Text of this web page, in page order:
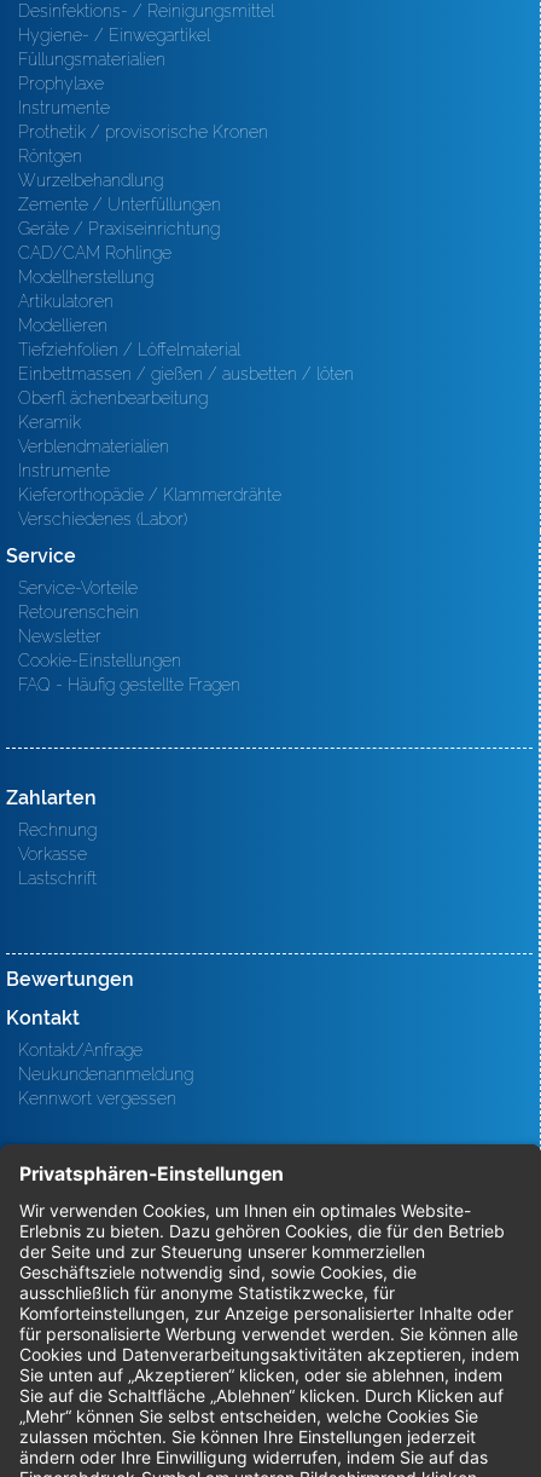
Desinfektions- / Reinigungsmittel
Hygiene- / Einwegartikel
Füllungsmaterialien
Prophylaxe
Instrumente
Prothetik / provisorische Kronen
Röntgen
Wurzelbehandlung
Zemente / Unterfüllungen
Geräte / Praxiseinrichtung
CAD/CAM Rohlinge
Modellherstellung
Artikulatoren
Modellieren
Tiefziehfolien / Löffelmaterial
Einbettmassen / gießen / ausbetten / löten
Oberfl ächenbearbeitung
Keramik
Verblendmaterialien
Instrumente
Kieferorthopädie / Klammerdrähte
Verschiedenes (Labor)
Service
Service-Vorteile
Retourenschein
Newsletter
Cookie-Einstellungen
FAQ - Häufig gestellte Fragen
Zahlarten
Rechnung
Vorkasse
Lastschrift
Bewertungen
Kontakt
Kontakt/Anfrage
Neukundenanmeldung
Kennwort vergessen
Bestellungen
Sendung verfolgen
Geprüfter Shop